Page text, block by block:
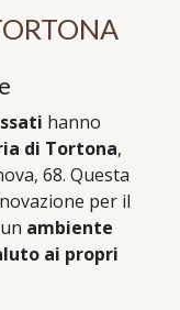
hanno
di Tortona,
68. Questa
per il
ambiente
ai propri